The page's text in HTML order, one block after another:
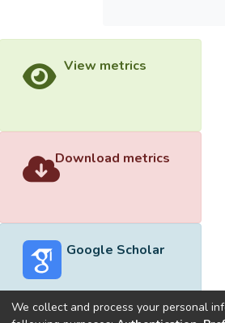
View metrics
Download metrics
Google Scholar
We collect and process your personal